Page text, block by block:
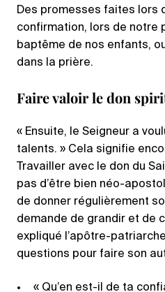
Des promesses faites lors
confirmation, lors de notre
baptême de nos enfants,
dans la prière.
Faire valoir le don
« Ensuite, le Seigneur a
talents. » Cela signifie
Travailler avec le don du
pas d’être bien néo-
de donner régulièrement
demande de grandir et de
expliqué l’apôtre-
questions pour faire son
« Qu’en est-il de ta